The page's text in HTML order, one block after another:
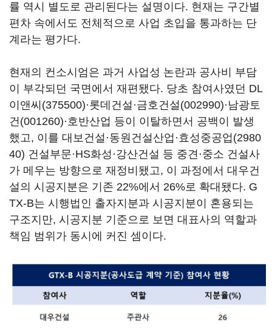
률 역시 별도로 관리된다는 설명이다. 현재는 구간별
편차 속에서도 전체적으로 사업 초입을 통과하는 단
계라는 평가다.
현재의 컨소시엄은 과거 사업성 논란과 공사비 부담
이 부각되던 국면에서 재편됐다. 당초 참여사였던 DL
이앤씨(375500)·롯데건설·금호건설(002990)· 남광토
건(001260)·호반산업 등이 이탈하면서 공백이 발생
했고, 이를 대보건설·동원건설산업· 효성중공업(2980
40) 건설부문·HS화성·강산건설 등 중견·중소 건설사
가 메우는 방향으로 재정비됐고, 이 과정에서 대우건
설의 시공지분은 기존 22%에서 26%로 확대됐다. G
TX-B는 시행법인 출자지분과 시공지분이 혼용되는
구조지만, 시공지분 기준으로 보면 대표사의 역할과
책임 범위가 동시에 커진 셈이다.